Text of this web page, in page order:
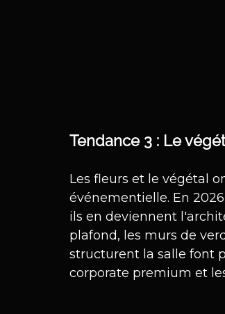
Tendance 3 : Le
Les fleurs et le végétal
événementielle. En
ils en deviennent
plafond, les murs de
structurent la salle font
corporate premium et